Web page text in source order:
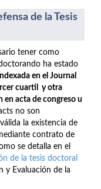
de la Tesis
tener como
ha estado
en el Journal
cuartil y otra
acta de congreso u
no son
la existencia de
contrato de
se detalla en el
de la tesis doctoral
y Evaluación de la